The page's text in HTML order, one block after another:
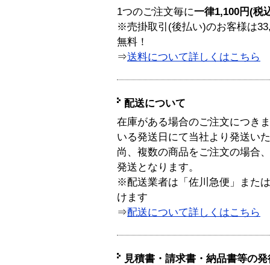
1つのご注文毎に一律1,100円(税
※売掛取引(後払い)のお客様は
無料！
⇒送料について詳しくはこちら
配送について
在庫がある場合のご注文につき
いる発送日にて当社より発送い
尚、複数の商品をご注文の場合
発送となります。
※配送業者は「佐川急便」また
けます
⇒配送について詳しくはこちら
見積書・請求書・納品書等の